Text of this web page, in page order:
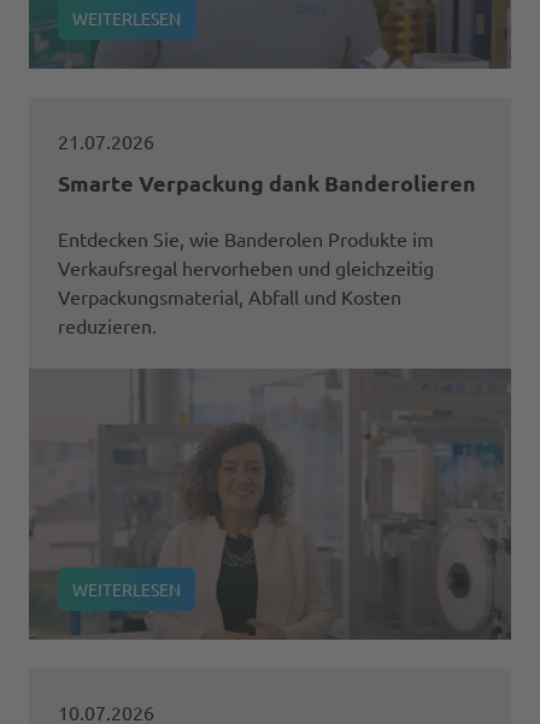
WEITERLESEN
21.07.2026
Smarte Verpackung dank Banderolieren
Entdecken Sie, wie Banderolen Produkte im
Verkaufsregal hervorheben und gleichzeitig
Verpackungsmaterial, Abfall und Kosten
reduzieren.
WEITERLESEN
10.07.2026